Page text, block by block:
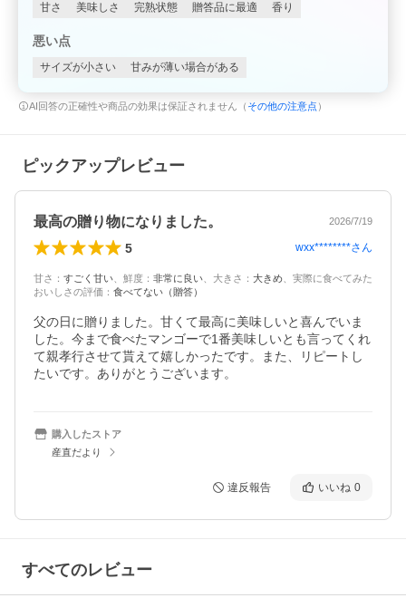
甘さ 美味しさ 完熟状態 贈答品に最適 香り
悪い点
サイズが小さい 甘みが薄い場合がある
AI回答の正確性や商品の効果は保証されません（ その他の注意点 ）
ピックアップレビュー
最高の贈り物になりました。 2026/7/19
5 wxx********さん
甘さ ： すごく甘い 鮮度 ： 非常に良い 大きさ ： 大きめ
実際に食べてみた
おいしさの評価 ： 食べてない（贈答）
父の日に贈りました。甘くて最高に美味しいと喜んでいま
した。今まで食べたマンゴーで1番美味しいとも言ってくれ
て親孝行させて貰えて嬉しかったです。また、リピートし
たいです。ありがとうございます。
購入したストア
産直だより
違反報告 いいね 0
すべてのレビュー